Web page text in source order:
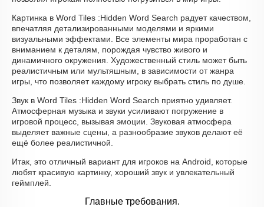
Картинка в Word Tiles :Hidden Word Search радует качеством,
впечатляя детализированными моделями и яркими
визуальными эффектами. Все элементы мира проработан с
вниманием к деталям, порождая чувство живого и
динамичного окружения. Художественный стиль может быть
реалистичным или мультяшным, в зависимости от жанра
игры, что позволяет каждому игроку выбрать стиль по душе.
Звук в Word Tiles :Hidden Word Search приятно удивляет.
Атмосферная музыка и звуки усиливают погружение в
игровой процесс, вызывая эмоции. Звуковая атмосфера
выделяет важные сцены, а разнообразие звуков делают её
ещё более реалистичной.
Итак, это отличный вариант для игроков на Android, которые
любят красивую картинку, хороший звук и увлекательный
геймплей.
Главные требования.